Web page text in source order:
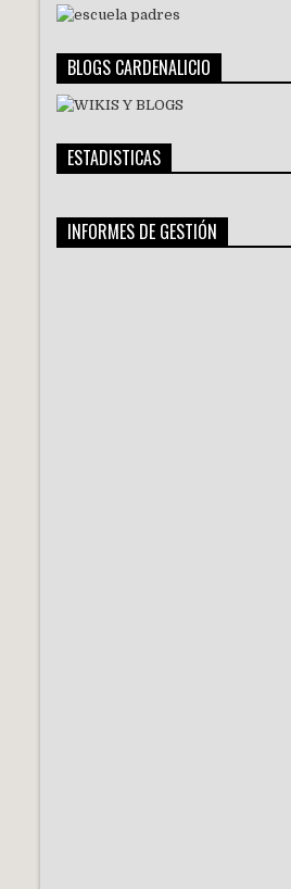
BLOGS CARDENALICIO
ESTADISTICAS
INFORMES DE GESTIÓN